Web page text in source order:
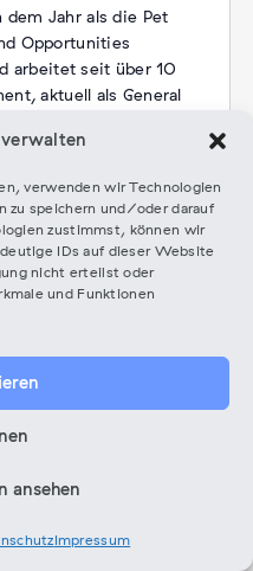
verwenden wir Technologien
zu speichern und/oder darauf
zustimmst, können wir
IDs auf dieser Website
nicht erteilst oder
und Funktionen
ansehen
Impressum
dem Jahr als die Pet
Opportunities
arbeitet seit über 10
aktuell als General
und
eine fundierte
und darüber
Workshops hielt er u.a.
Popakademie Baden-
der Künste uvm.